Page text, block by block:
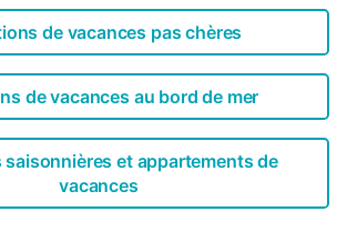
de vacances pas chères
de vacances au bord de mer
saisonnières et appartements de
vacances